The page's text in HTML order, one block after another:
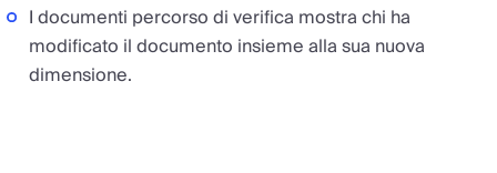
I documenti percorso di verifica mostra chi ha
modificato il documento insieme alla sua nuova
dimensione.